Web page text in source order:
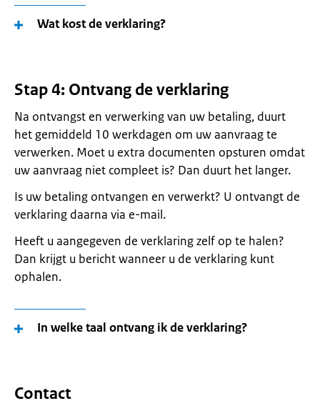
Wat kost de verklaring?
Stap 4: Ontvang de verklaring
Na ontvangst en verwerking van uw betaling, duurt
het gemiddeld 10 werkdagen om uw aanvraag te
verwerken. Moet u extra documenten opsturen omdat
uw aanvraag niet compleet is? Dan duurt het langer.
Is uw betaling ontvangen en verwerkt? U ontvangt de
verklaring daarna via e-mail.
Heeft u aangegeven de verklaring zelf op te halen?
Dan krijgt u bericht wanneer u de verklaring kunt
ophalen.
In welke taal ontvang ik de verklaring?
Contact